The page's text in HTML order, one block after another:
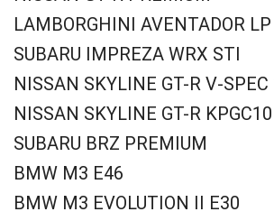
LAMBORGHINI AVENTADOR
SUBARU IMPREZA WRX STI
NISSAN SKYLINE GT-R V-SPEC
NISSAN SKYLINE GT-R KPGC10
SUBARU BRZ PREMIUM
BMW M3 E46
BMW M3 EVOLUTION II E30